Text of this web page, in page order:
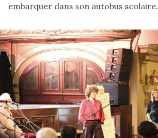
embarquer dans son autobus scolaire.